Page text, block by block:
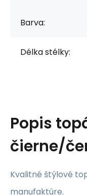
Barva:
Délka stélky:
Popis
čierne/
Kvalitné štýlové
manufaktúre.